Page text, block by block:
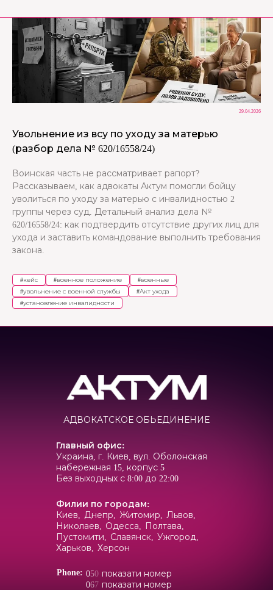
29.04.2026
Увольнение из всу по уходу за матерью
(разбор дела № 620/16558/24)
Воинская часть не рассматривает рапорт?
Рассказываем, как адвокаты Актум помогли бойцу
уволиться по уходу за матерью с инвалидностью 2
группы через суд. Детальный анализ дела №
620/16558/24: как подтвердить отсутствие других лиц для
ухода и заставить командование выполнить требования
закона.
#кейс #военное положение #военные
#увольнение с военной службы #Акт ухода
#установление инвалидности
АДВОКАТСКОЕ ОБЬЕДИНЕНИЕ
Главный офис:
Украина, г. Киев, вул. Оболонская
набережная 15, корпус 5
Без выходных с 8:00 до 22:00
Филии по городам:
Киев,
Днепр, Житомир,
Львов,
Николаев,
Одесса,
Полтава,
Пустомити,
Славянск,
Ужгород,
Харьков,
Херсон
Phone: 050 показати номер
067 показати номер